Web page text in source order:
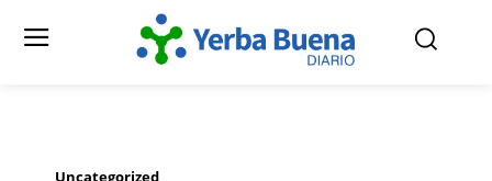
Uncategorized